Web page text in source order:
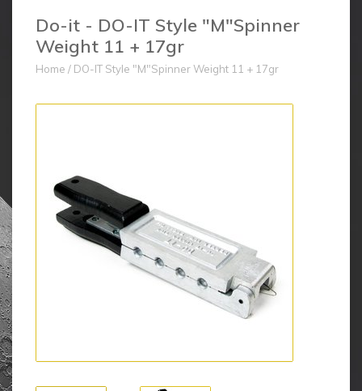
Do-it - DO-IT Style "M"Spinner
Weight 11 + 17gr
Home / DO-IT Style "M"Spinner Weight 11 + 17gr